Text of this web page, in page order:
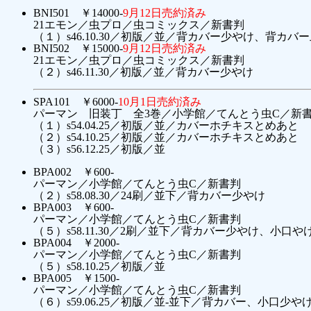
BNI501 ￥14000-9月12日売約済み
21エモン／虫プロ／虫コミックス／新書判
（１）s46.10.30／初版／並／背カバー少やけ、背カバ
BNI502 ￥15000-9月12日売約済み
21エモン／虫プロ／虫コミックス／新書判
（２）s46.11.30／初版／並／背カバー少やけ
SPA101 ￥6000-10月1日売約済み
パーマン 旧装丁 全3巻／小学館／てんとう虫C／新
（１）s54.04.25／初版／並／カバーホチキスとめあと
（２）s54.10.25／初版／並／カバーホチキスとめあと
（３）s56.12.25／初版／並
BPA002 ￥600-
パーマン／小学館／てんとう虫C／新書判
（２）s58.08.30／24刷／並下／背カバー少やけ
BPA003 ￥600-
パーマン／小学館／てんとう虫C／新書判
（５）s58.11.30／2刷／並下／背カバー少やけ、小口や
BPA004 ￥2000-
パーマン／小学館／てんとう虫C／新書判
（５）s58.10.25／初版／並
BPA005 ￥1500-
パーマン／小学館／てんとう虫C／新書判
（６）s59.06.25／初版／並-並下／背カバー、小口少や